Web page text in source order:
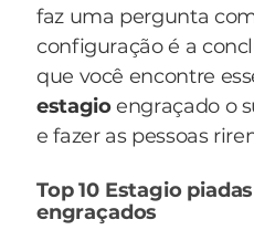
faz uma pergunta
configuração é a
que você encontre
estagioengraçado o
e fazer as pessoas
Top 10 Estagio
engraçados